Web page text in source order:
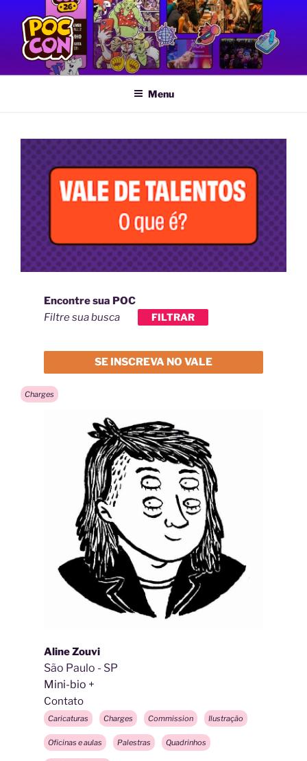
POC CON
Feira LGBTQIA+ de Quadrinhos e Artes Gráficas
Menu
Encontre sua POC
Filtre sua busca
FILTRAR
SE INSCREVA NO VALE
Charges
Aline Zouvi
São Paulo - SP
Mini-bio
Contato
Caricaturas Charges Commission Ilustração
Oficinas e aulas Palestras Quadrinhos